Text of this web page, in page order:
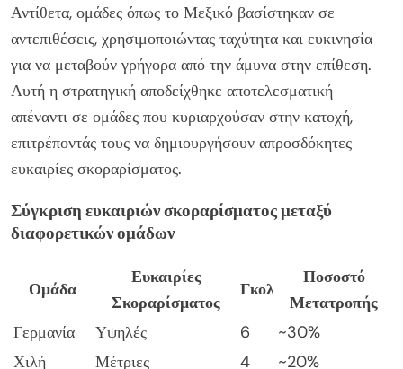
Αντίθετα, ομάδες όπως το Μεξικό βασίστηκαν σε
αντεπιθέσεις, χρησιμοποιώντας ταχύτητα και ευκινησία
για να μεταβούν γρήγορα από την άμυνα στην επίθεση.
Αυτή η στρατηγική αποδείχθηκε αποτελεσματική
απέναντι σε ομάδες που κυριαρχούσαν στην κατοχή,
επιτρέποντάς τους να δημιουργήσουν απροσδόκητες
ευκαιρίες σκοραρίσματος.
Σύγκριση ευκαιριών σκοραρίσματος μεταξύ
διαφορετικών ομάδων
Ομάδα
Ευκαιρίες
Σκοραρίσματος
Γκολ
Ποσοστό
Μετατροπής
Γερμανία
Υψηλές 6
~30%
Χιλή
Μέτριες 4 ~20%